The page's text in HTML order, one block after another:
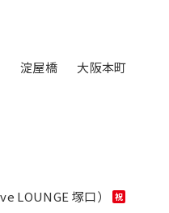
淀屋橋
大阪本町
LOUNGE 塚口）
祝